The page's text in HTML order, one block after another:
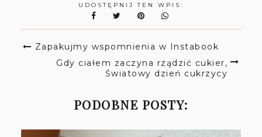
UDOSTĘPNIJ TEN WPIS:
Zapakujmy wspomnienia w Instabook
Gdy ciałem zaczyna rządzić cukier,
Światowy dzień cukrzycy
PODOBNE POSTY: